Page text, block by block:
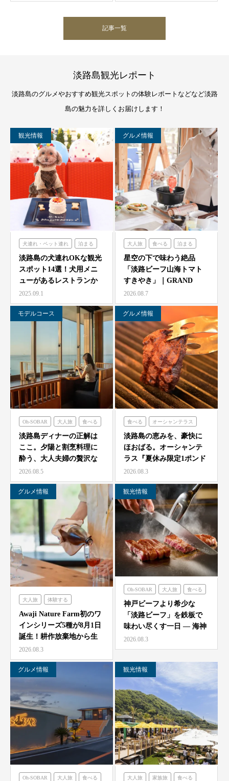
記事一覧
淡路島観光レポート
淡路島のグルメやおすすめ観光スポットの体験レポートなどなど淡路
島の魅力を詳しくお届けします！
観光情報
犬連れ・ペット連れ 泊まる
ミエレザガーデン
のじまスコーラ
シェフガーデン
淡路島の犬連れOKな観光
スポット14選！犬用メニ
ューがあるレストランか
らペット可ホテルまで…
2025.09.1
グルメ情報
大人旅 食べる 泊まる
グランシャリオ
星空の下で味わう絶品
「淡路ビーフ山海トマト
すきやき」｜GRAND
CHARIOT 北斗七星…
2026.08.7
モデルコース
Oh-SOBAR 大人旅 食べる
青海波
淡路島ディナーの正解は
ここ。夕陽と割烹料理に
酔う、大人夫婦の贅沢な
一夜をモダン蕎麦割烹
O…
2026.08.5
グルメ情報
食べる オーシャンテラス
淡路島の恵みを、豪快に
ほおばる。オーシャンテ
ラス『夏休み限定1ポンド
ビーフフェア』7月25…
2026.08.3
グルメ情報
大人旅 体験する
農家レストラン「陽・燦燦」
Awaji Nature Farm初のワ
インシリーズ5種が8月1日
誕生！耕作放棄地から生
ま…
2026.08.3
観光情報
Oh-SOBAR 大人旅 食べる
のじまスコーラ 海神人の食卓
神戸ビーフより希少な
「淡路ビーフ」を鉄板で
味わい尽くす一日 — 海神
人（アマン）の食卓
「桟…
2026.08.3
グルメ情報
Oh-SOBAR 大人旅 食べる
観光情報
大人旅 家族旅 食べる